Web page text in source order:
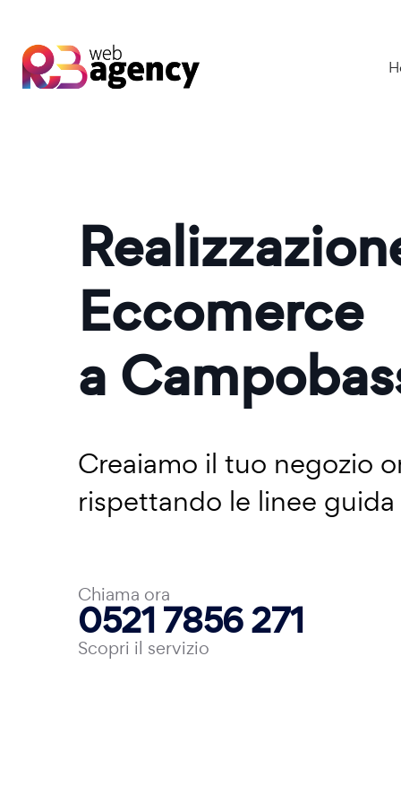
Eccomerce
a
Creaiamo il tuo negozio
rispettando le linee
Chiama ora
0521 7856 271
Scopri il servizio